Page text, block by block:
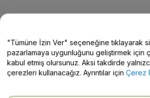
Yardım Merkezi / Bize Ulaşın
"Tümüne İzin Ver" seçeneğine tıklayarak
pazarlamaya uygunluğunu geliştirmek için
kabul etmiş olursunuz. Aksi takdirde
çerezleri kullanacağız. Ayrıntılar için Çerez